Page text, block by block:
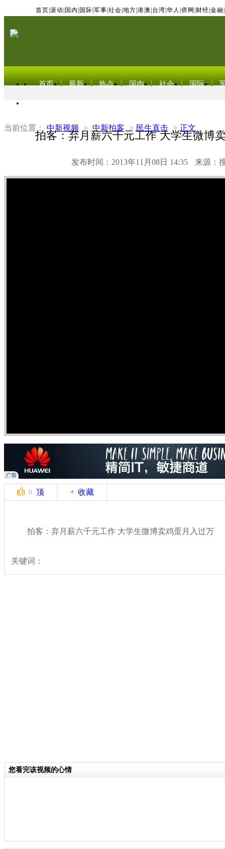
首页 滚动 国内 国际 军事 社会 地方 港澳 台湾 华人 侨网 财经 金融
首页 最新 热点 国内 社会 国际
当前位置： 中新视频 > 中新拍客 > 民生直击 > 正文
拍客：弃月薪六千元工作 大学生微博
发布时间：2013年11月08日 14:35 来源：
0 顶 收藏
拍客：弃月薪六千元工作 大学生微博卖鸡蛋月入过万
关键词：
您看完该视频的心情